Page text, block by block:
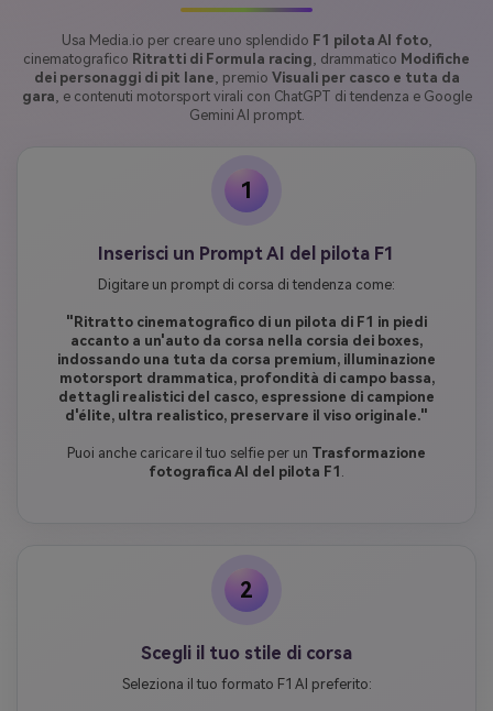
Usa Media.io per creare uno splendido F1 pilota AI foto,
cinematografico Ritratti di Formula racing, drammatico Modifiche
dei personaggi di pit lane, premio Visuali per casco e tuta da
gara, e contenuti motorsport virali con ChatGPT di tendenza e Google
Gemini AI prompt.
1
Inserisci un Prompt AI del pilota F1
Digitare un prompt di corsa di tendenza come:
"Ritratto cinematografico di un pilota di F1 in piedi
accanto a un'auto da corsa nella corsia dei boxes,
indossando una tuta da corsa premium, illuminazione
motorsport drammatica, profondità di campo bassa,
dettagli realistici del casco, espressione di campione
d'élite, ultra realistico, preservare il viso originale."
Puoi anche caricare il tuo selfie per un Trasformazione
fotografica AI del pilota F1
2
Scegli il tuo stile di corsa
Seleziona il tuo formato F1 AI preferito: